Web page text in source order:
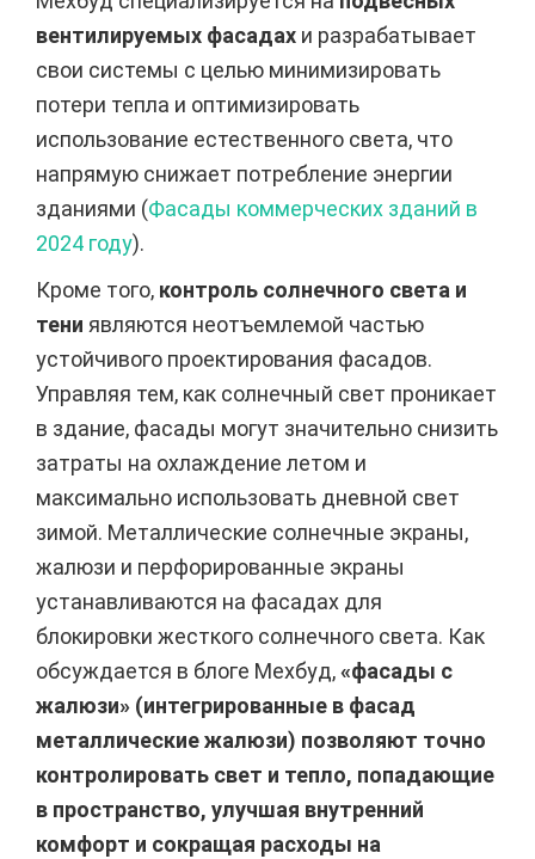
вентилируемых фасадах и разрабатывает
свои системы с целью минимизировать
потери тепла и оптимизировать
использование естественного света, что
напрямую снижает потребление энергии
зданиями (Фасады коммерческих зданий в
2024 году).
Кроме того, контроль солнечного света и
тени являются неотъемлемой частью
устойчивого проектирования фасадов.
Управляя тем, как солнечный свет проникает
в здание, фасады могут значительно снизить
затраты на охлаждение летом и
максимально использовать дневной свет
зимой. Металлические солнечные экраны,
жалюзи и перфорированные экраны
устанавливаются на фасадах для
блокировки жесткого солнечного света. Как
обсуждается в блоге Мехбуд,«фасады с
жалюзи» (интегрированные в фасад
металлические жалюзи) позволяют точно
контролировать свет и тепло, попадающие
в пространство, улучшая внутренний
комфорт и сокращая расходы на